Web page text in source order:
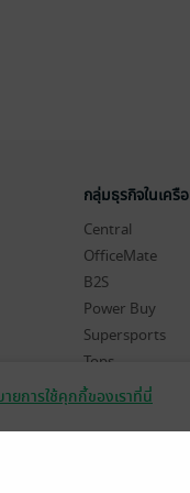
กลุ่มธุรกิจในเครือ
Central
OfficeMate
B2S
Power Buy
Supersports
Tops
Hytexts
ายการใช้คุกกี้ของเราที่นี่